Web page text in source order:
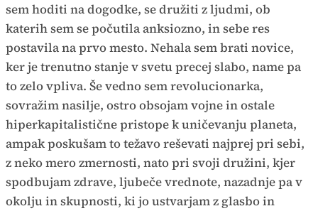
sem hoditi na dogodke, se družiti z ljudmi, ob
katerih sem se počutila anksiozno, in sebe res
postavila na prvo mesto. Nehala sem brati novice,
ker je trenutno stanje v svetu precej slabo, name pa
to zelo vpliva. Še vedno sem revolucionarka,
sovražim nasilje, ostro obsojam vojne in ostale
hiperkapitalistične pristope k uničevanju planeta,
ampak poskušam to težavo reševati najprej pri sebi,
z neko mero zmernosti, nato pri svoji družini, kjer
spodbujam zdrave, ljubeče vrednote, nazadnje pa v
okolju in skupnosti, ki jo ustvarjam z glasbo in